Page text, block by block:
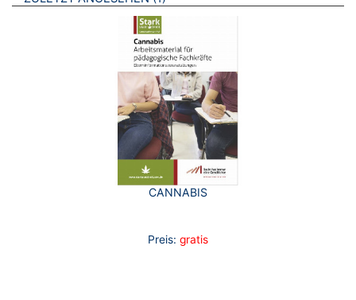
CANNABIS
Preis: gratis